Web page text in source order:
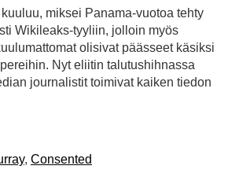
miksei Panama-vuotoa tehty
Wikileaks-tyyliin, jolloin myös
olisivat päässeet käsiksi
Nyt eliitin talutushihnassa
journalistit toimivat kaiken tiedon
, Consented